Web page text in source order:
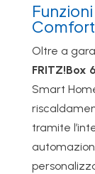
Comfort
Oltre a
FRITZ!Box
Smart
tramite